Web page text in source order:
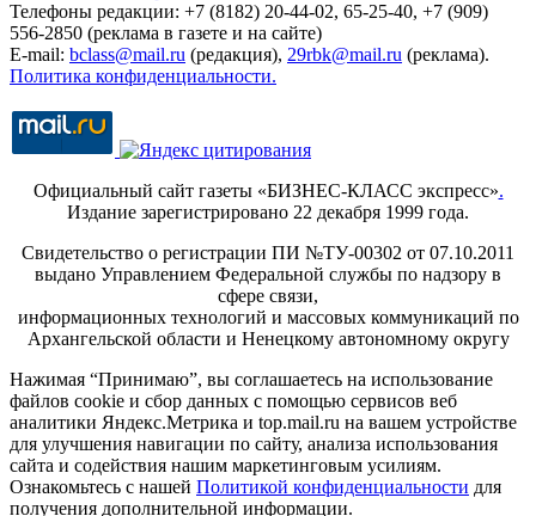
Телефоны редакции: +7 (8182) 20-44-02, 65-25-40, +7 (909)
556-2850 (реклама в газете и на сайте)
E-mail: bclass@mail.ru (редакция), 29rbk@mail.ru (реклама).
Политика конфиденциальности.
Официальный сайт газеты «БИЗНЕС-КЛАСС экспресс».
Издание зарегистрировано 22 декабря 1999 года.
Свидетельство о регистрации ПИ №ТУ-00302 от 07.10.2011
выдано Управлением Федеральной службы по надзору в
сфере связи,
информационных технологий и массовых коммуникаций по
Архангельской области и Ненецкому автономному округу
Нажимая “Принимаю”, вы соглашаетесь на использование
файлов cookie и сбор данных с помощью сервисов веб
аналитики Яндекс.Метрика и top.mail.ru на вашем устройстве
для улучшения навигации по сайту, анализа использования
сайта и содействия нашим маркетинговым усилиям.
Ознакомьтесь с нашей Политикой конфиденциальности для
получения дополнительной информации.